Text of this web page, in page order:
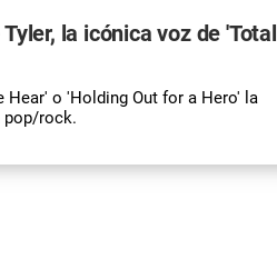
la icónica voz de 'Total
o 'Holding Out for a Hero' la
pop/rock.